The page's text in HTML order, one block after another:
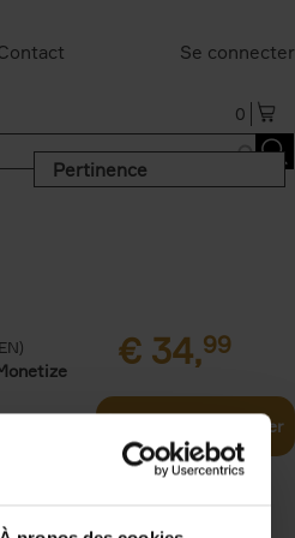
Se connecter
0
Pertinence
€ 34,99
Ajouter au panier